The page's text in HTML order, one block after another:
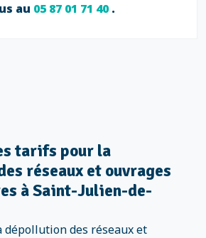
au 05 87 01 71 40.
tarifs pour la
réseaux et ouvrages
à Saint-Julien-de-
des réseaux et